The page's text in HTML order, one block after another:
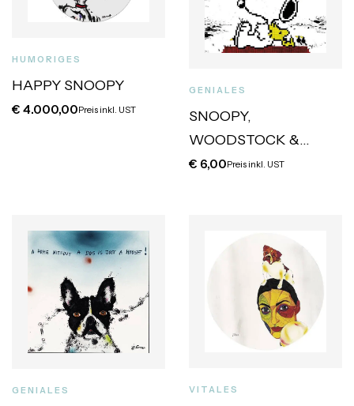
HUMORIGES
HAPPY SNOOPY
€ 4.000,00Preis inkl. UST
GENIALES
SNOOPY,
WOODSTOCK &
CROWS
€ 6,00Preis inkl. UST
GENIALES VITALES